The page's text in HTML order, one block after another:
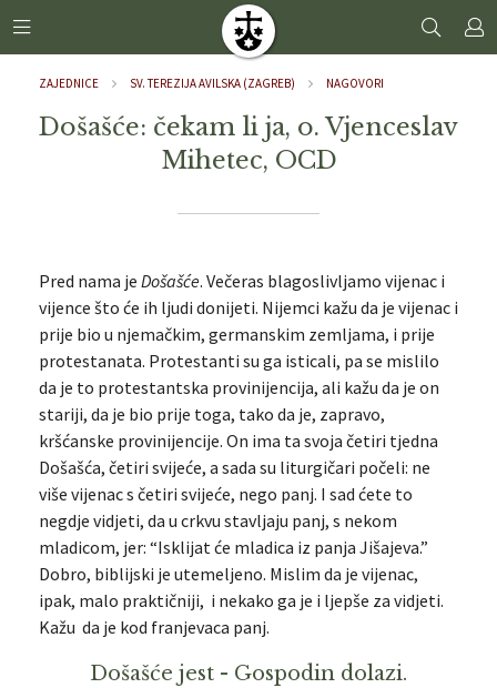
ZAJEDNICE SV. TEREZIJA AVILSKA (ZAGREB) NAGOVORI
Došašće: čekam li ja, o. Vjenceslav
Mihetec, OCD
Pred nama je Došašće. Večeras blagoslivljamo vijenac i
vijence što će ih ljudi donijeti. Nijemci kažu da je vijenac i
prije bio u njemačkim, germanskim zemljama, i prije
protestanata. Protestanti su ga isticali, pa se mislilo
da je to protestantska provinijencija, ali kažu da je on
stariji, da je bio prije toga, tako da je, zapravo,
kršćanske provinijencije. On ima ta svoja četiri tjedna
Došašća, četiri svijeće, a sada su liturgičari počeli: ne
više vijenac s četiri svijeće, nego panj. I sad ćete to
negdje vidjeti, da u crkvu stavljaju panj, s nekom
mladicom, jer: “Isklijat će mladica iz panja Jišajeva.”
Dobro, biblijski je utemeljeno. Mislim da je vijenac,
ipak, malo praktičniji, i nekako ga je i ljepše za vidjeti.
Kažu da je kod franjevaca panj.
Došašće jest - Gospodin dolazi.